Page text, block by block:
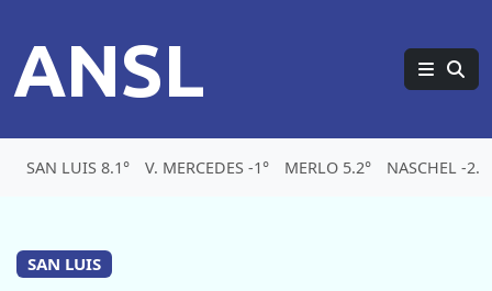
ANSL
SAN LUIS 8.1° V. MERCEDES -1° MERLO 5.2° NASCHEL -
SAN LUIS